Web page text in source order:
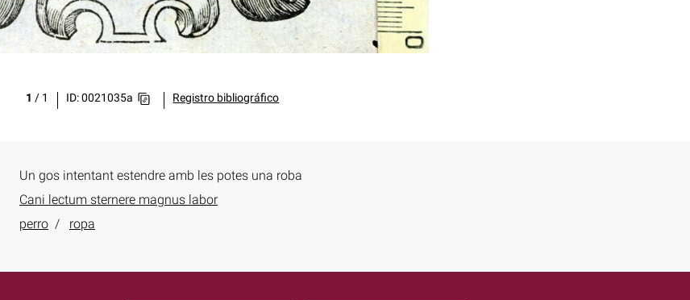
1 / 1 ID: 0021035a Registro bibliográfico
Un gos intentant estendre amb les potes una roba
Cani lectum sternere magnus labor
perro ropa